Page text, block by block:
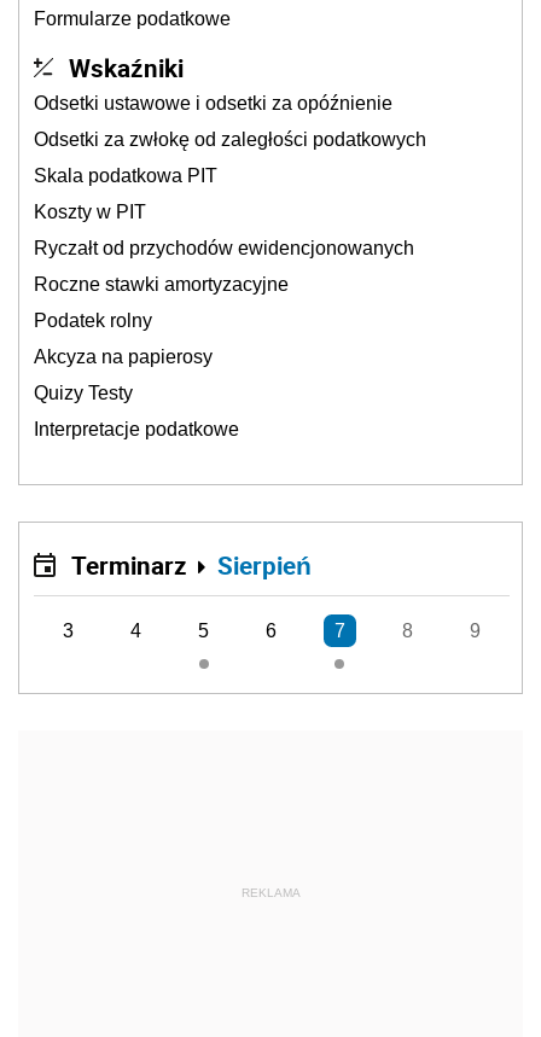
Formularze podatkowe
Wskaźniki
Odsetki ustawowe i odsetki za opóźnienie
Odsetki za zwłokę od zaległości podatkowych
Skala podatkowa PIT
Koszty w PIT
Ryczałt od przychodów ewidencjonowanych
Roczne stawki amortyzacyjne
Podatek rolny
Akcyza na papierosy
Quizy Testy
Interpretacje podatkowe
Terminarz Sierpień
3 4 5 6 7 8 9
REKLAMA